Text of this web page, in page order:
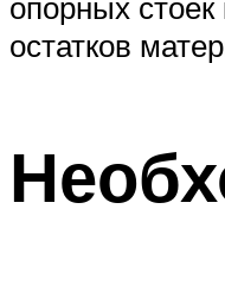
остатков